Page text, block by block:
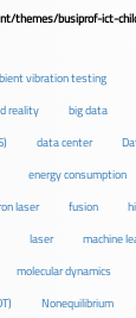
busiprof-ict-
vibration testing
reality big data
data center
energy consumption
laser fusion
laser machine
molecular dynamics
Nonequilibrium